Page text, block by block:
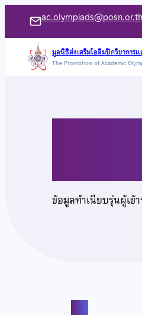
เนื้อหา
ac.olympiads@posn.or.th
มูลนิธิส่งเสริมโอลิมปิกวิชาการ
The Promotion of Academic
ข้อมูลทำเนียบรุ่นผู้เข้